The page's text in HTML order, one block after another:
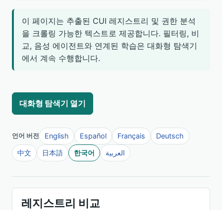
이 페이지는 추출된 CUI 레지스트리 및 권한 분석
을 크롤링 가능한 텍스트로 제공합니다. 필터링, 비
교, 음성 에이전트와 연계된 학습은 대화형 탐색기
에서 계속 수행합니다.
대화형 탐색기 열기
언어 버전 English Español Français
Deutsch
中文
日本語 한국어 العربية
레지스트리 비교